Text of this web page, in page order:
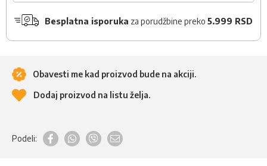
Besplatna isporuka za porudžbine preko 5.999 RSD
Obavesti me kad proizvod bude na akciji.
Dodaj proizvod na listu želja.
Podeli: